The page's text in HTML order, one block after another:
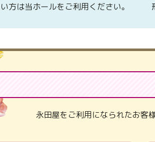
い方は当ホールをご利用ください。
永田屋をご利用になられたお客